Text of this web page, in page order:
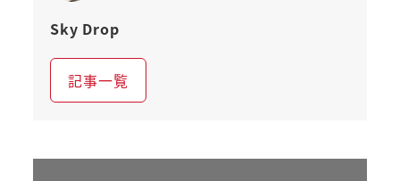
Sky Drop
記事一覧